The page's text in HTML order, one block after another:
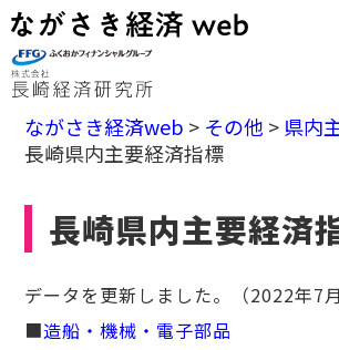
ながさき経済web > その他 > 県内
長崎県内主要経済指標
長崎県内主要経済
データを更新しました。（2022年7月
■造船・機械・電子部品